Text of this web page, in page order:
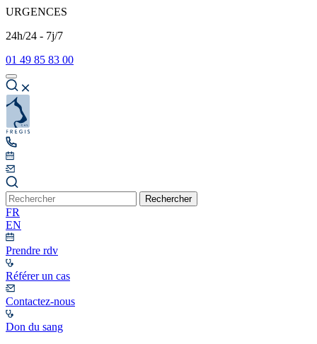
URGENCES
24h/24 - 7j/7
01 49 85 83 00
Rechercher
FR
EN
Prendre rdv
Référer un cas
Contactez-nous
Don du sang